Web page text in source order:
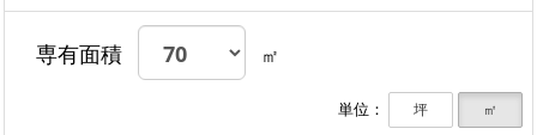
専有面積 ㎡
単位： 坪 ㎡